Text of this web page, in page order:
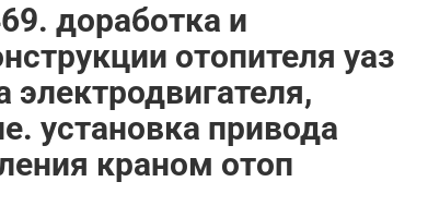
доработка и
отопителя уаз
установка привода
краном отоп